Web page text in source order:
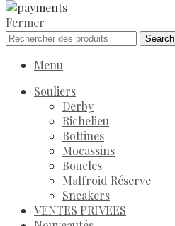
Fermer
Search
Menu
Souliers
Derby
Richelieu
Bottines
Mocassins
Boucles
Malfroid Réserve
Sneakers
VENTES PRIVEES